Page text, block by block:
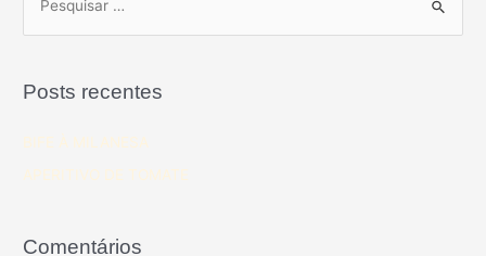
Posts recentes
BIFE À MILANESA
APERITIVO DE TOMATE
Comentários